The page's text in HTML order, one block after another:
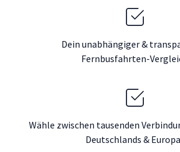
Dein unabhängiger &
Fernbusfahrten-
Wähle zwischen tausenden
Deutschlands &